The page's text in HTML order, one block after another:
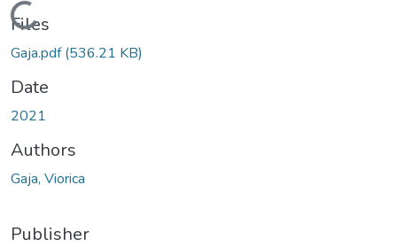
Loading...
Files
Gaja.pdf(536.21 KB)
Date
2021
Authors
Gaja, Viorica
Publisher